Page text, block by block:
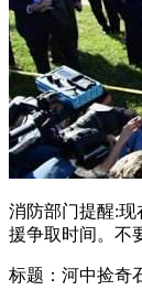
消防部门提醒:
援争取时间。不
标题：河中捡奇